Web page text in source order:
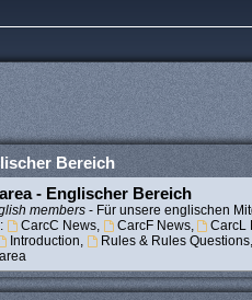
Bereich
- Englischer Bereich
members- Für unsere englischen
CarcC News, CarcF News, CarcL
Introduction, Rules & Rules Questions,